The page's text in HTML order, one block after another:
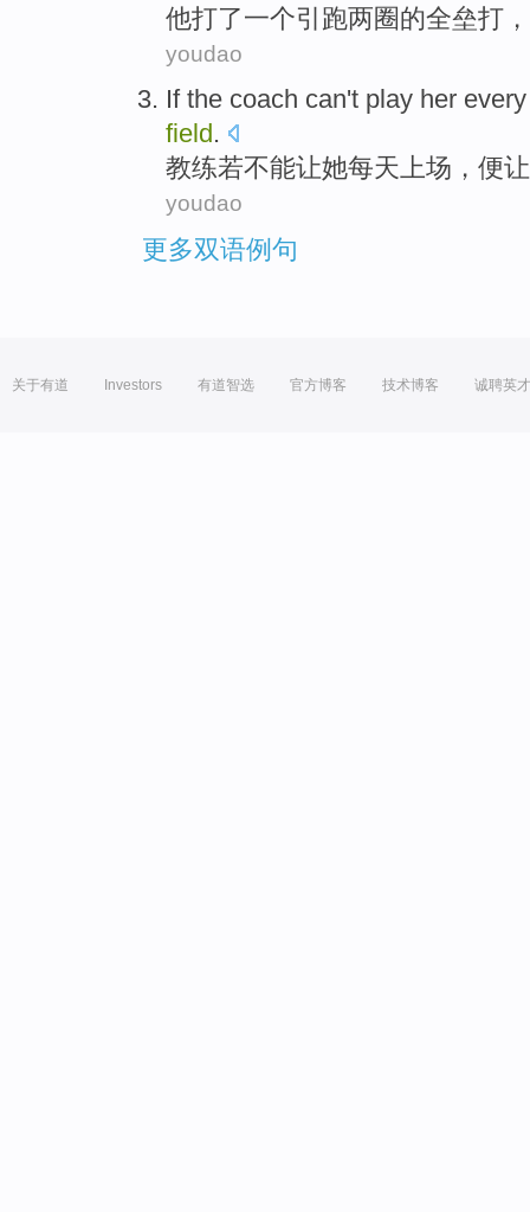
他打了一个引跑两圈的全垒打，
youdao
If the coach can't play her
field .
教练若不能让她每天上场 ，便
youdao
更多双语例句
关于有道 Investors 有道智选 官方博客 技术博客 诚聘英才